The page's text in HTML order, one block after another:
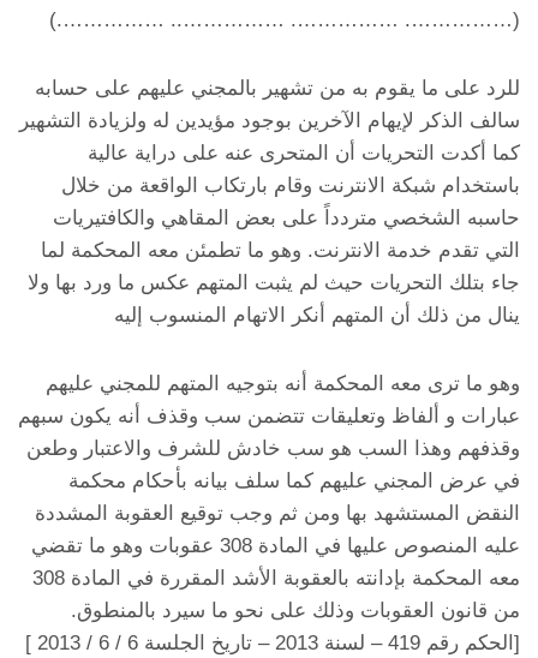
(……………. ……………. …………….. …………….)
للرد على ما يقوم به من تشهير بالمجني عليهم على حسابه
سالف الذكر لإيهام الآخرين بوجود مؤيدين له ولزيادة التشهير
كما أكدت التحريات أن المتحرى عنه على دراية عالية
باستخدام شبكة الانترنت وقام بارتكاب الواقعة من خلال
حاسبه الشخصي متردداً على بعض المقاهي والكافتيريات
التي تقدم خدمة الانترنت. وهو ما تطمئن معه المحكمة لما
جاء بتلك التحريات حيث لم يثبت المتهم عكس ما ورد بها ولا
ينال من ذلك أن المتهم أنكر الاتهام المنسوب إليه
وهو ما ترى معه المحكمة أنه بتوجيه المتهم للمجني عليهم
عبارات و ألفاظ وتعليقات تتضمن سب وقذف أنه يكون سبهم
وقذفهم وهذا السب هو سب خادش للشرف والاعتبار وطعن
في عرض المجني عليهم كما سلف بيانه بأحكام محكمة
النقض المستشهد بها ومن ثم وجب توقيع العقوبة المشددة
عليه المنصوص عليها في المادة 308 عقوبات وهو ما تقضي
معه المحكمة بإدانته بالعقوبة الأشد المقررة في المادة 308
من قانون العقوبات وذلك على نحو ما سيرد بالمنطوق.
[الحكم رقم 419 – لسنة 2013 – تاريخ الجلسة 6 / 6 / 2013 ]